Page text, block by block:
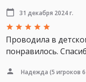
31 декабря 2024 г.
Проводила в
понравилось.
Надежда (5 игроков